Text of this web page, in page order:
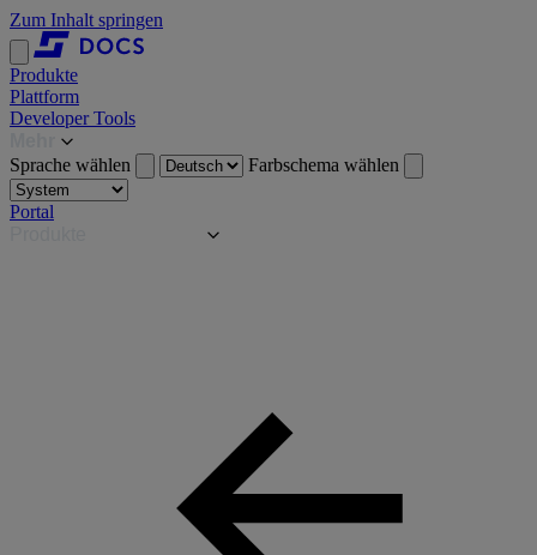
Zum Inhalt springen
Produkte
Plattform
Developer Tools
Sprache wählen
Farbschema wählen
Portal